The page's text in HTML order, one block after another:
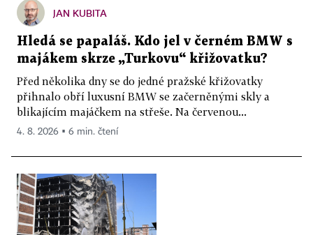
JAN KUBITA
Hledá se papaláš. Kdo jel v černém BMW s
majákem skrze „Turkovu“ křižovatku?
Před několika dny se do jedné pražské křižovatky
přihnalo obří luxusní BMW se začerněnými skly a
blikajícím majáčkem na střeše. Na červenou...
4. 8. 2026 ▪ 6 min. čtení